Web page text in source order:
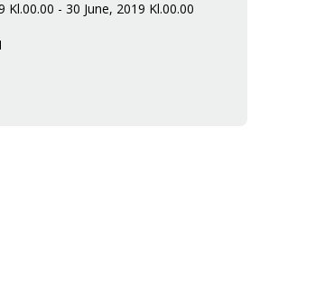
Kl.00.00 - 30 June, 2019 Kl.00.00